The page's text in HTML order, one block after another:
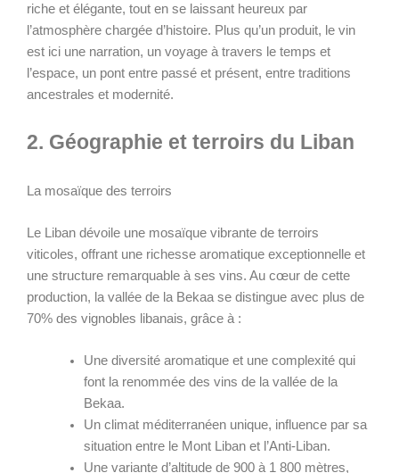
riche et élégante, tout en se laissant heureux par
l’atmosphère chargée d’histoire. Plus qu’un produit, le vin
est ici une narration, un voyage à travers le temps et
l’espace, un pont entre passé et présent, entre traditions
ancestrales et modernité.
2. Géographie et terroirs du Liban
La mosaïque des terroirs
Le Liban dévoile une mosaïque vibrante de terroirs
viticoles, offrant une richesse aromatique exceptionnelle et
une structure remarquable à ses vins. Au cœur de cette
production, la vallée de la Bekaa se distingue avec plus de
70% des vignobles libanais, grâce à :
Une diversité aromatique et une complexité qui
font la renommée des vins de la vallée de la
Bekaa.
Un climat méditerranéen unique, influence par sa
situation entre le Mont Liban et l’Anti-Liban.
Une variante d’altitude de 900 à 1 800 mètres,